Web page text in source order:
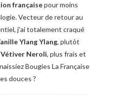
françaisepour moins
Vecteur de retour au
j’ai totalement craqué
Ylang Ylang, plutôt
Vétiver Neroli, plus frais et
Bougies La Française
douces ?